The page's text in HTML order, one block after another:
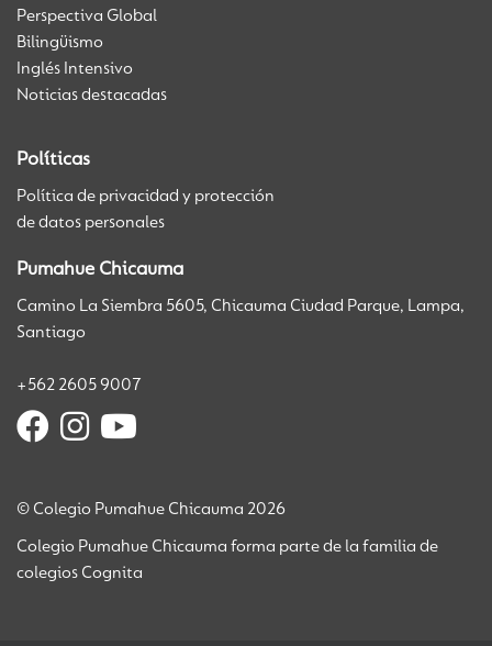
Perspectiva Global
Bilingüismo
Inglés Intensivo
Noticias destacadas
Políticas
Política de privacidad y protección
de datos personales
Pumahue Chicauma
Camino La Siembra 5605, Chicauma Ciudad Parque, Lampa,
Santiago
+562 2605 9007
© Colegio Pumahue Chicauma 2026
Colegio Pumahue Chicauma forma parte de la familia de
colegios Cognita